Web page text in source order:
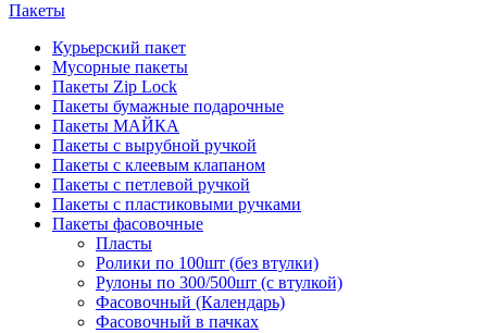
Пакеты
Курьерский пакет
Мусорные пакеты
Пакеты Zip Lock
Пакеты бумажные подарочные
Пакеты МАЙКА
Пакеты с вырубной ручкой
Пакеты с клеевым клапаном
Пакеты с петлевой ручкой
Пакеты с пластиковыми ручками
Пакеты фасовочные
Пласты
Ролики по 100шт (без втулки)
Рулоны по 300/500шт (с втулкой)
Фасовочный (Календарь)
Фасовочный в пачках